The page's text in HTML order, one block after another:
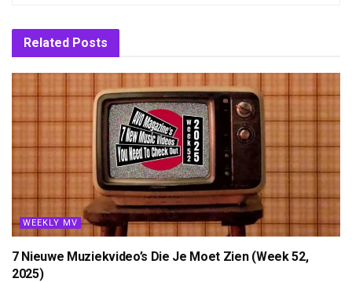
Related Posts
WEEKLY MV
7 Nieuwe Muziekvideo’s Die Je Moet Zien (Week 52,
2025)